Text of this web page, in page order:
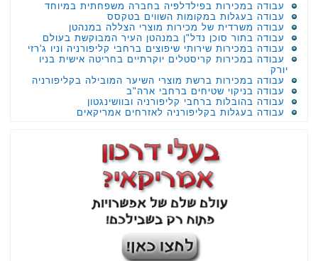
עבודה במכירות בפילדלפיה בחברה משפחתית במיוחד
עבודה בעגלות במקומות השווים בטקסס
עבודה משרדית של מכירות מוצרי הצללה במנהטן
עבודה בתור סוכן נדל"ן במנהטן העיר המבוקשת בעולם
עבודה במכירות שירותי שיפוצים ברחבי קליפורניה וניו ג'רזי
עבודה במכירות קריסטלים יוקרתיים בחריטה אישית בניו
יורק
עבודה במכירות ברשת מוצרי השיער המובילה בקליפורניה
עבודה בניקוי שטיחים ברחבי ארה"ב
עבודה בהובלות ברחבי קליפורניה ובוושינגטון
עבודה בעגלות בקליפורניה לאזרחים אמריקאים